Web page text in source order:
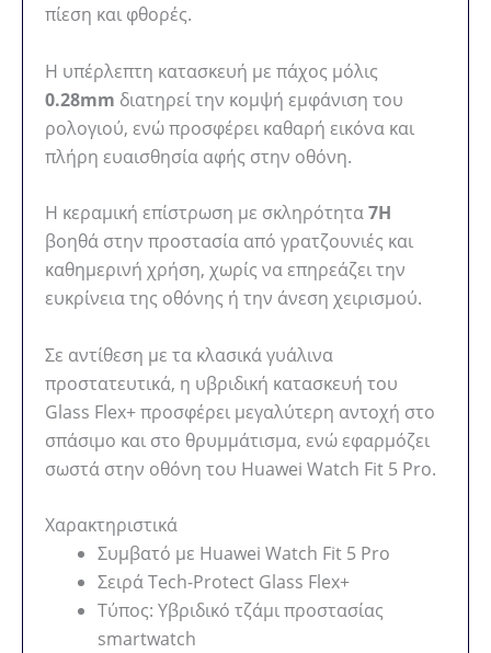
πίεση και φθορές.
Η υπέρλεπτη κατασκευή με πάχος μόλις
0.28mm διατηρεί την κομψή εμφάνιση του
ρολογιού, ενώ προσφέρει καθαρή εικόνα και
πλήρη ευαισθησία αφής στην οθόνη.
Η κεραμική επίστρωση με σκληρότητα7H
βοηθά στην προστασία από γρατζουνιές και
καθημερινή χρήση, χωρίς να επηρεάζει την
ευκρίνεια της οθόνης ή την άνεση χειρισμού.
Σε αντίθεση με τα κλασικά γυάλινα
προστατευτικά, η υβριδική κατασκευή του
Glass Flex+ προσφέρει μεγαλύτερη αντοχή στο
σπάσιμο και στο θρυμμάτισμα, ενώ εφαρμόζει
σωστά στην οθόνη του Huawei Watch Fit 5 Pro.
Χαρακτηριστικά
Συμβατό με Huawei Watch Fit 5 Pro
Σειρά Tech-Protect Glass Flex+
Τύπος: Υβριδικό τζάμι προστασίας
smartwatch